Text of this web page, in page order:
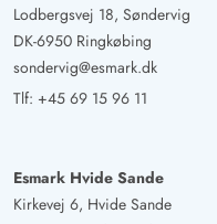
Lodbergsvej 18, Søndervig
DK-6950 Ringkøbing
sondervig@esmark.dk
Tlf: +45 69 15 96 11
Esmark Hvide Sande
Kirkevej 6, Hvide Sande